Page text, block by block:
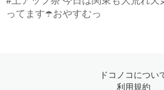
ってます☂️おやすむっ
ドコノコについ
利用規約